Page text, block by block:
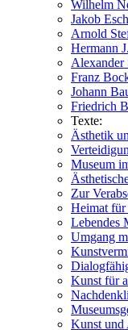
Wilhelm
Jakob
Arnold
Hermann
Alexander
Franz
Johann
Friedrich
Texte:
Ästhetik
Museum
Zur
Heimat
Lebendes
Umgang
Kunst für
Kunst und